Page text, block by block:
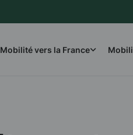
Mobilité vers la France